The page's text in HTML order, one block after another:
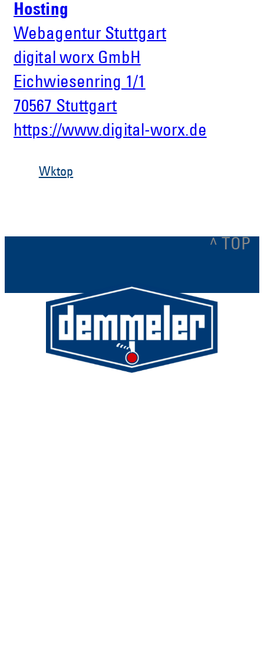
Hosting
Webagentur Stuttgart
digital worx GmbH
Eichwiesenring 1/1
70567 Stuttgart
https://www.digital-worx.de
Wktop
^ TOP